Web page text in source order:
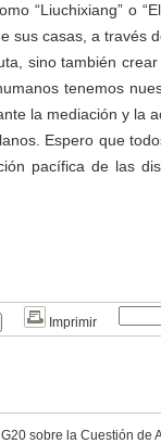
“Liuchixiang” o
sus casas, a través
sino también
tenemos
la mediación y la
Espero que
pacífica de las
Imprimir
sobre la Cuestión de